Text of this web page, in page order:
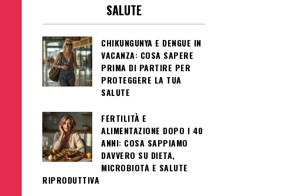
SALUTE
CHIKUNGUNYA E DENGUE IN
VACANZA: COSA SAPERE
PRIMA DI PARTIRE PER
PROTEGGERE LA TUA
SALUTE
FERTILITÀ E
ALIMENTAZIONE DOPO I 40
ANNI: COSA SAPPIAMO
DAVVERO SU DIETA,
MICROBIOTA E SALUTE
RIPRODUTTIVA